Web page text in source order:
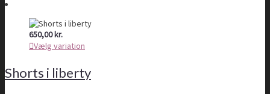
650,00kr.
Vælg variation
Shorts i liberty